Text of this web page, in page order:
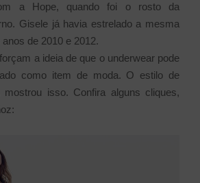
a Hope, quando foi o rosto da
Gisele já havia estrelado a mesma
de 2010 e 2012.
a ideia de que o underwear pode
como item de moda. O estilo de
isso. Confira alguns cliques,